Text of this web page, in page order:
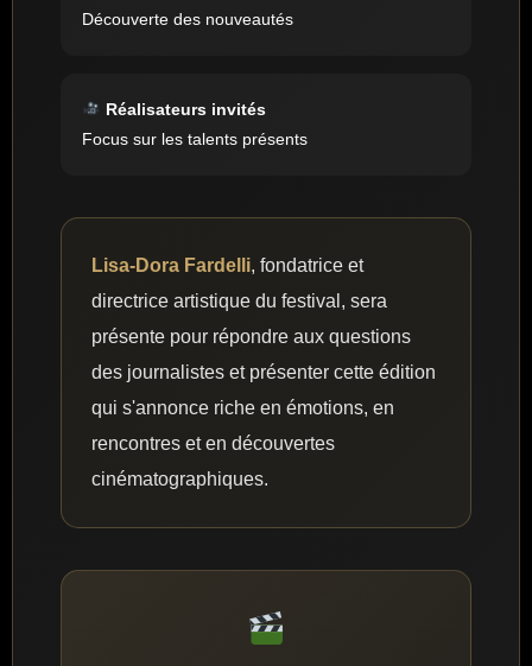
Découverte des nouveautés
Réalisateurs invités
Focus sur les talents présents
Lisa-Dora Fardelli, fondatrice et
directrice artistique du festival, sera
présente pour répondre aux questions
des journalistes et présenter cette édition
qui s'annonce riche en émotions, en
rencontres et en découvertes
cinématographiques.